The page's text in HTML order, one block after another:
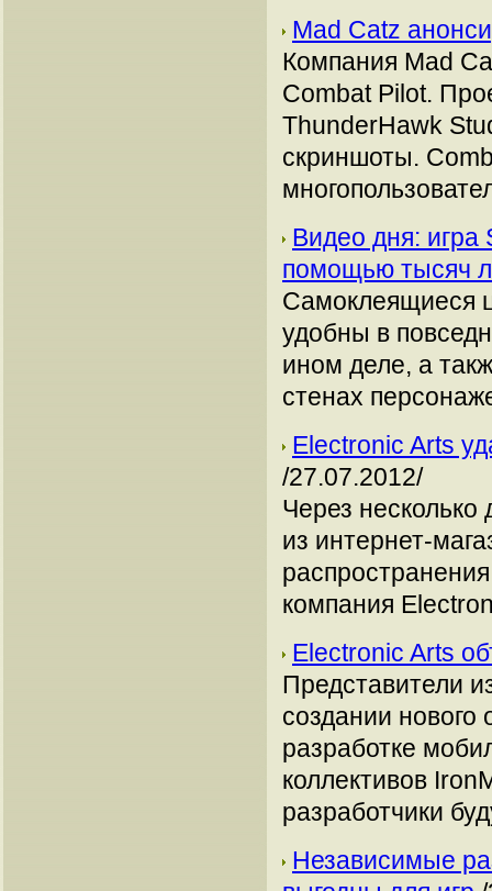
Mad Catz
Компания Mad
Combat Pilot.
ThunderHawk
скриншоты.
Видео дня:
помощью тысяч
Самоклеящиеся
удобны в
ином деле, а
стенах
Electronic Arts
/27.07.2012/
Через
из интернет-
компания
Electronic Arts
Представители
создании нового
разработке
коллективов
разработчики
Независимые